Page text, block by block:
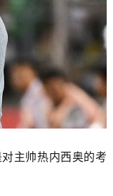
主帅热内西奥的考